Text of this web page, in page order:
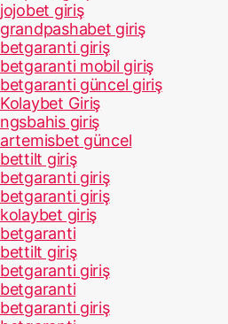
jojobet giriş
grandpashabet giriş
betgaranti giriş
betgaranti mobil giriş
betgaranti güncel giriş
Kolaybet Giriş
ngsbahis giriş
artemisbet güncel
bettilt giriş
betgaranti giriş
betgaranti giriş
kolaybet giriş
betgaranti
bettilt giriş
betgaranti giriş
betgaranti
betgaranti giriş